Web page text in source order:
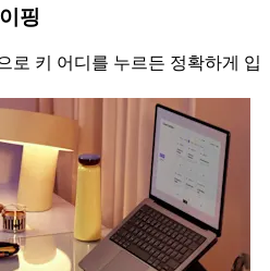
핑
로 키 어디를 누르든 정확하게 입